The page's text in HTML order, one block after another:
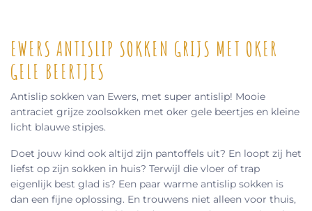
EWERS ANTISLIP SOKKEN GRIJS MET OKER
GELE BEERTJES
Antislip sokken van Ewers, met super antislip! Mooie
antraciet grijze zoolsokken met oker gele beertjes en kleine
licht blauwe stipjes.
Doet jouw kind ook altijd zijn pantoffels uit? En loopt zij het
liefst op zijn sokken in huis? Terwijl die vloer of trap
eigenlijk best glad is? Een paar warme antislip sokken is
dan een fijne oplossing. En trouwens niet alleen voor thuis,